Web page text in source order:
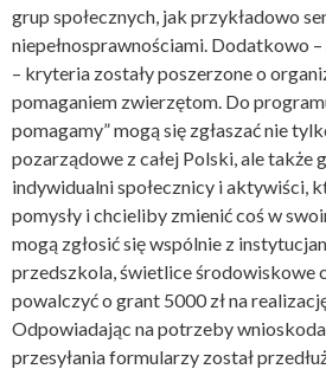
grup społecznych, jak przykładowo
niepełnosprawnościami. Dodatkowo
– kryteria zostały poszerzone o
pomaganiem zwierzętom. Do
pomagamy” mogą się zgłaszać nie
pozarządowe z całej Polski, ale także
indywidualni społecznicy i aktywiści,
pomysły i chcieliby zmienić coś w
mogą zgłosić się wspólnie z
przedszkola, świetlice środowiskowe
powalczyć o grant 5000 zł na
Odpowiadając na potrzeby
przesyłania formularzy został